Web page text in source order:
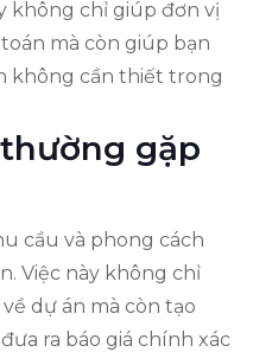
không chỉ giúp đơn vị
mà còn giúp bạn
không cần thiết trong
gặp
cầu và phong cách
Việc này không chỉ
dự án mà còn tạo
ra báo giá chính xác